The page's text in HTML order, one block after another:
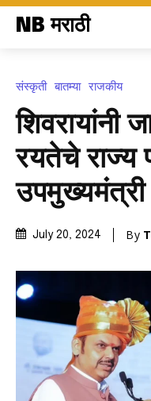
NB मराठी
संस्कृती बातम्या राजकीय
शिवरायांनी
रयतेचे राज्य
July 20, 2024 By